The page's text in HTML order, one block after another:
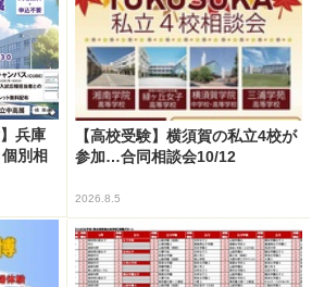
兵庫
別相
【高校受験】横須賀の私立4校が
参加…合同相談会10/12
2026.8.5